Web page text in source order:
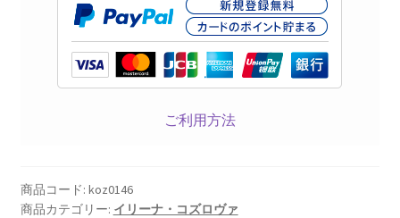
ご利用方法
商品コード: koz0146
商品カテゴリー: イリーナ・コズロヴァ